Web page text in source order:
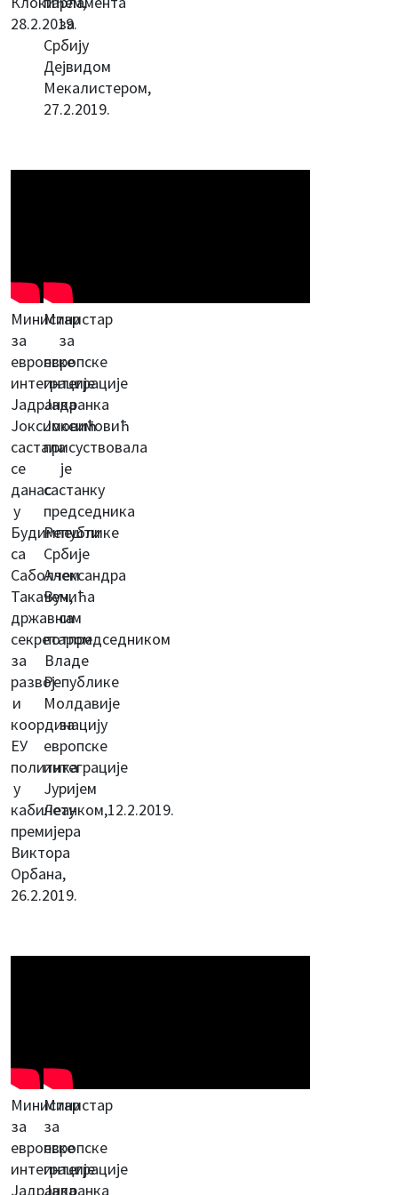
28.2.2019.
за
Србију
Дејвидом
Мекалистером,
27.2.2019.
Министар
за
европске
интеграције
Јадранка
Јоксимовић
састала
се
данас
у
Будимпешти
са
Саболчем
Такачем,
државним
секретаром
за
развој
и
координацију
ЕУ
политика
у
кабинету
премијера
Виктора
Орбана,
26.2.2019.
Министар
за
европске
интеграције
Јадранка
Јоксимовић
присуствовала
је
састанку
председника
Републике
Србије
Александра
Вучића
са
потпредседником
Владе
Републике
Молдавије
за
европске
интеграције
Јуријем
Леанком,12.2.2019.
Министар
за
европске
интеграције
Јадранка
Министар
за
европске
интеграције
Јадранка